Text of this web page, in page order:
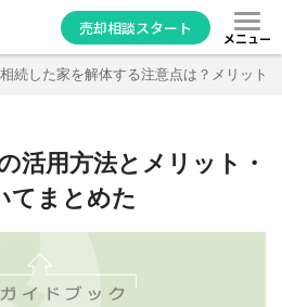
売却相談スタート
メニュー
相続した家を解体する注意点は？メリット
活用方法とメリット・
てまとめた